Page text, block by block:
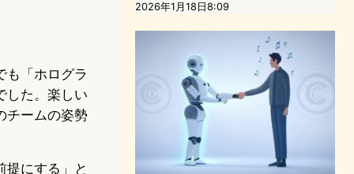
も「ホログラ
した。楽しい
チームの姿勢
提にする」と
2026年1月18日8:09